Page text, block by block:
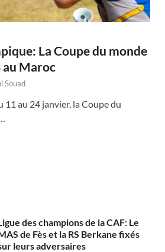
La Coupe du monde
Maroc
Souad
11 au 24 janvier, la Coupe du
des champions de la CAF: Le
de Fès et la RS Berkane fixés
leurs adversaires